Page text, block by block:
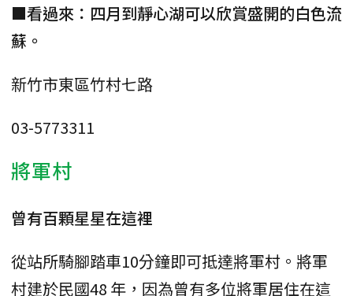
■看過來：四月到靜心湖可以欣賞盛開的白色流
蘇。
新竹市東區竹村七路
03-5773311
將軍村
曾有百顆星星在這裡
從站所騎腳踏車10分鐘即可抵達將軍村。將軍
村建於民國48 年，因為曾有多位將軍居住在這